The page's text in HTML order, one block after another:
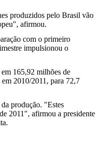
produzidos pelo Brasil vão
afirmou.
com o primeiro
impulsionou o
165,92 milhões de
2010/2011, para 72,7
produção. "Estes
2011", afirmou a presidente